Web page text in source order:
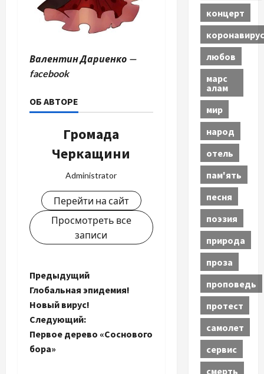
Валентин Дариенко —
facebook
ОБ АВТОРЕ
Громада
Черкащини
Administrator
Перейти на сайт
Просмотреть все
записи
Н
а
в
и
Предыдущий
Глобальная эпидемия!
Новый вирус!
Следующий:
Первое дерево «Соснового
бора»
концерт
коронавирус
любов
марс
алам
мир
народ
отель
пам'ять
песня
поэзия
природа
проза
проповедь
протест
самолет
сервис
смерть